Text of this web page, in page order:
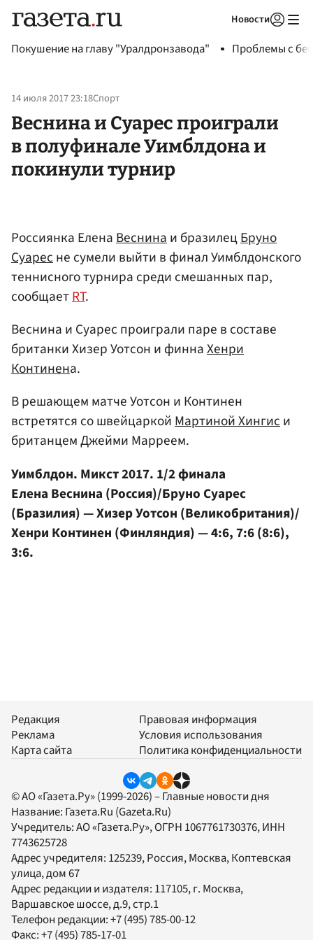
Новости
Покушение на главу "Уралдронзавода" Проблемы с
14 июля 2017 23:18Спорт
Веснина и Суарес проиграли
в полуфинале Уимблдона и
покинули турнир
Россиянка ЕленаВеснинаи бразилецБруно
Суаресне сумели выйти в финал Уимблдонского
теннисного турнира среди смешанных пар,
сообщаетRT.
Веснина и Суарес проиграли паре в составе
британки Хизер Уотсон и финнаХенри
Континена.
В решающем матче Уотсон и Континен
встретятся со швейцаркойМартиной Хингиси
британцем Джейми Марреем.
Уимблдон. Микст 2017. 1/2 финала
Елена Веснина (Россия)/Бруно Суарес
(Бразилия) — Хизер Уотсон (Великобритания)/
Хенри Континен (Финляндия) — 4:6, 7:6 (8:6),
3:6.
Редакция
Реклама
Карта сайта
Правовая информация
Условия использования
Политика конфиденциальности
© АО «Газета.Ру» (1999-2026) – Главные новости дня
Название: Газета.Ru (Gazeta.Ru)
Учредитель:АО «Газета.Ру», ОГРН 1067761730376, ИНН
7743625728
Адрес учредителя: 125239, Россия, Москва, Коптевская
улица, дом 67
Адрес редакции и издателя: 117105, г. Москва,
Варшавское шоссе, д.9, стр.1
Телефон редакции:+7 (495) 785-00-12
Факс:+7 (495) 785-17-01